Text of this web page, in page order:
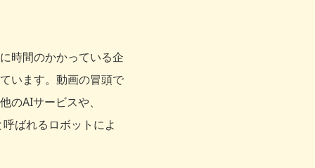
時間のかかっている企
います。動画の冒頭で
のAIサービスや、
ばれるロボットによ